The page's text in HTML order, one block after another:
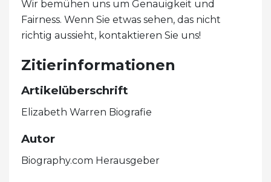
Wir bemühen uns um Genauigkeit und
Fairness. Wenn Sie etwas sehen, das nicht
richtig aussieht, kontaktieren Sie uns!
Zitierinformationen
Artikelüberschrift
Elizabeth Warren Biografie
Autor
Biography.com Herausgeber